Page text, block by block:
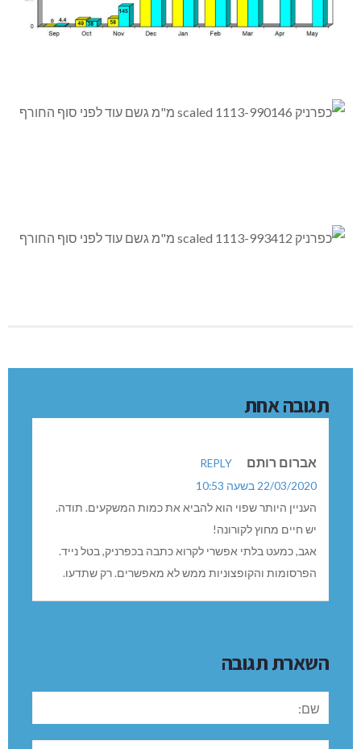
תגובה אחת
אברום רותם
REPLY
22/03/2020 בשעה 10:53
העניין היותר שפוי הוא להביא את כמות המשקעים. תודה.
יש חיים מחוץ לקורונה!
אגב, כמעט בלתי אפשרי לקרוא כתבה בכפרניק, בטל נייד.
הפרסומות והקופצוניות ממש לא מאפשרים. רק שתדעו.
השארת תגובה